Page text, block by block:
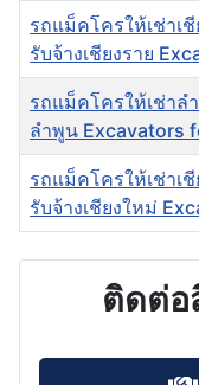
รถแม็คโครให้เช่าเ
รับจ้างเชียงราย
รถแม็คโครให้เช่าล
ลำพูน Excavators
รถแม็คโครให้เช่าเ
รับจ้างเชียงใหม่
ติดต่อ